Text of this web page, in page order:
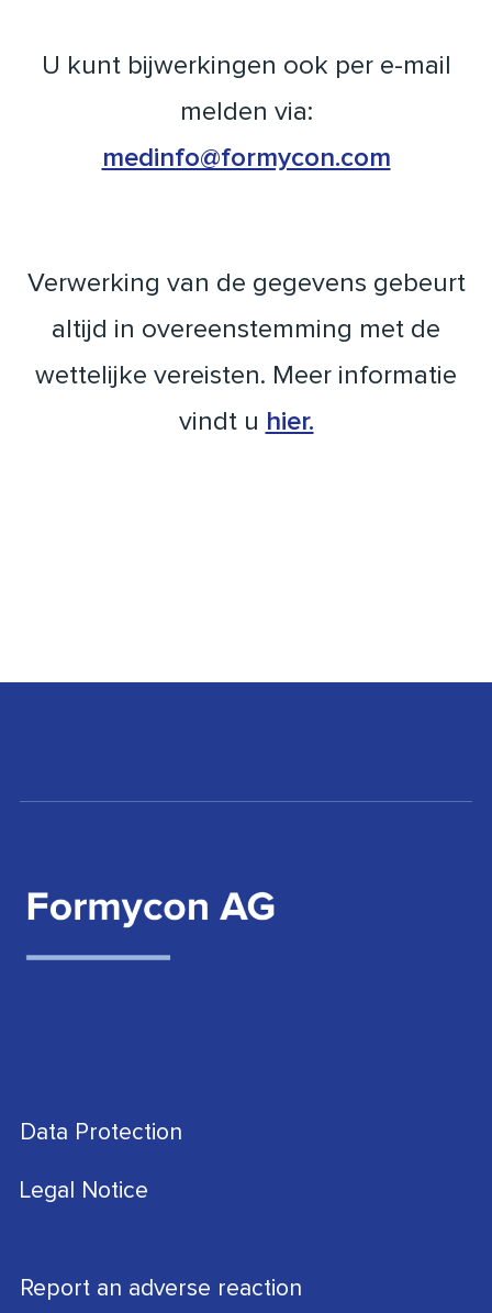
U kunt bijwerkingen ook per e-mail
melden via:
medinfo@formycon.com
Verwerking van de gegevens gebeurt
altijd in overeenstemming met de
wettelijke vereisten. Meer informatie
vindt u hier.
Data Protection
Legal Notice
Report an adverse reaction